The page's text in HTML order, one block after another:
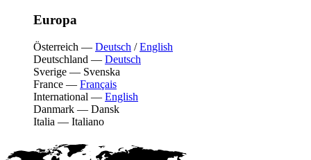
Europa
Österreich — Deutsch /English
Deutschland — Deutsch
Sverige — Svenska
France — Français
International — English
Danmark — Dansk
Italia — Italiano